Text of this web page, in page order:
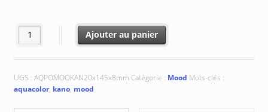
quantité de Kano 20x145x8 mm
Ajouter au panier
UGS : AQPOMOOKAN20x145x8mm Catégorie : Mood Mots-clés :
aquacolor, kano, mood